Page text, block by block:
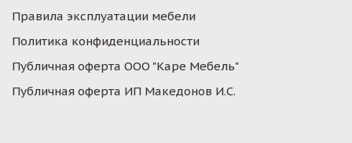
Правила эксплуатации мебели
Политика конфиденциальности
Публичная оферта ООО "Каре Мебель"
Публичная оферта ИП Македонов И.С.